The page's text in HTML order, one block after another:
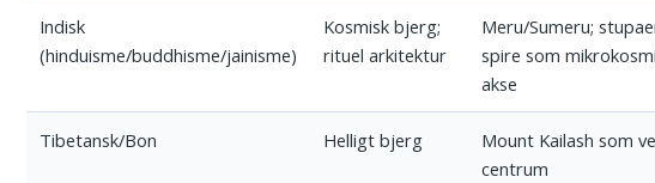
Indisk
(hinduisme/buddhisme/jainisme)
Kosmisk bjerg;
rituel arkitektur
Meru/Sumeru;
spire som
akse
Tibetansk/Bon Helligt bjerg
Mount Kailash som
centrum